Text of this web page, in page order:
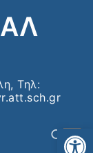
Τηλ: